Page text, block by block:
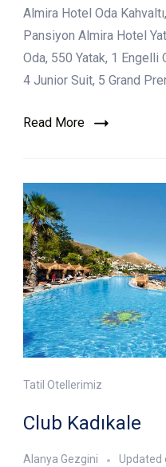
Almira Hotel Oda
Pansiyon Almira Hotel
Oda, 550 Yatak, 1 Engelli
4 Junior Suit, 5 Grand
Read More
Tatil Otellerimiz
Club Kadıkale
Alanya Gezgini Updated